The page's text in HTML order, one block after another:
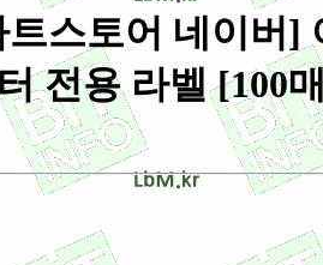
스토어 네이버]
전용 라벨 [100